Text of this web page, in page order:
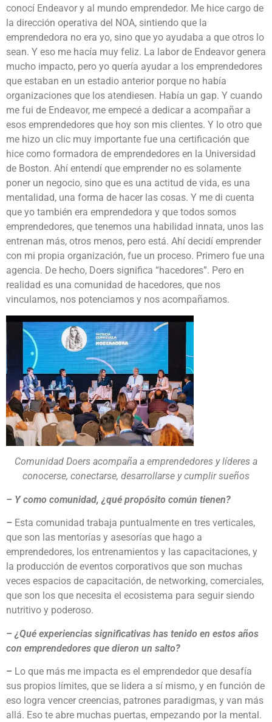
conocí Endeavor y al mundo emprendedor. Me hice cargo de
la dirección operativa del NOA, sintiendo que la
emprendedora no era yo, sino que yo ayudaba a que otros lo
sean. Y eso me hacía muy feliz. La labor de Endeavor genera
mucho impacto, pero yo quería ayudar a los emprendedores
que estaban en un estadio anterior porque no había
organizaciones que los atendiesen. Había un gap. Y cuando
me fui de Endeavor, me empecé a dedicar a acompañar a
esos emprendedores que hoy son mis clientes. Y lo otro que
me hizo un clic muy importante fue una certificación que
hice como formadora de emprendedores en la Universidad
de Boston. Ahí entendí que emprender no es solamente
poner un negocio, sino que es una actitud de vida, es una
mentalidad, una forma de hacer las cosas. Y me di cuenta
que yo también era emprendedora y que todos somos
emprendedores, que tenemos una habilidad innata, unos las
entrenan más, otros menos, pero está. Ahí decidí emprender
con mi propia organización, fue un proceso. Primero fue una
agencia. De hecho, Doers significa “hacedores”. Pero en
realidad es una comunidad de hacedores, que nos
vinculamos, nos potenciamos y nos acompañamos.
Comunidad Doers acompaña a emprendedores y líderes a
conocerse, conectarse, desarrollarse y cumplir sueños
– Y como comunidad, ¿qué propósito común tienen?
– Esta comunidad trabaja puntualmente en tres verticales,
que son las mentorías y asesorías que hago a
emprendedores, los entrenamientos y las capacitaciones, y
la producción de eventos corporativos que son muchas
veces espacios de capacitación, de networking, comerciales,
que son los que necesita el ecosistema para seguir siendo
nutritivo y poderoso.
– ¿Qué experiencias significativas has tenido en estos años
con emprendedores que dieron un salto?
– Lo que más me impacta es el emprendedor que desafía
sus propios límites, que se lidera a sí mismo, y en función de
eso logra vencer creencias, patrones paradigmas, y van más
allá. Eso te abre muchas puertas, empezando por la mental.